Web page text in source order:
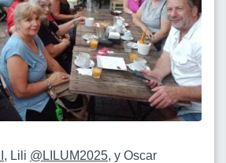
, Lili @LILUM2025, y Oscar